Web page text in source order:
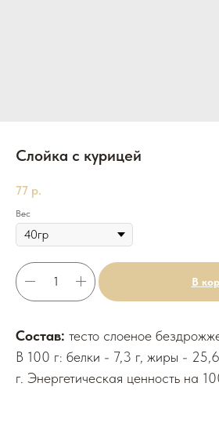
Слойка с курицей
77 р.
Вес
В
Состав: тесто слоеное
В 100 г: белки - 7,3 г, жиры -
г. Энергетическая ценность на